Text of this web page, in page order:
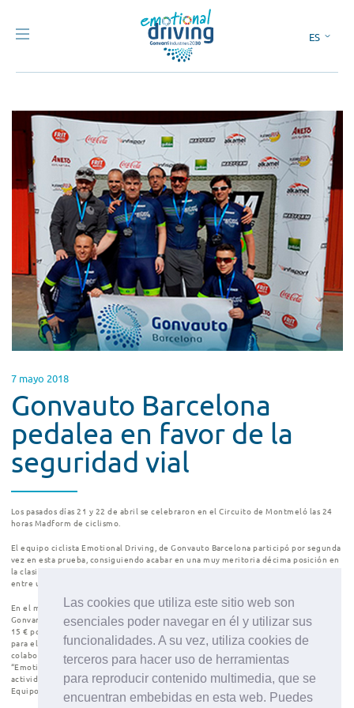
Las cookies que utiliza este sitio web son
esenciales poder navegar en él y utilizar sus
funcionalidades. A su vez, utiliza cookies de
terceros para hacer uso de herramientas
para reproducir contenido multimedia, que se
encuentran embebidas en esta web. Puedes
ES
7 mayo 2018
Gonvauto Barcelona
pedalea en favor de la
seguridad vial
Los pasados días 21 y 22 de abril se celebraron en elCircuito de Montmeló las 24
horas Madform de ciclismo.
El equipo ciclista Emotional Driving, deGonvauto Barcelona participó por segunda
vez en esta prueba, consiguiendo acabar en una muy meritoria décima posición en
la clasificación general
entre un total de 77 equipos participantes y completando 178 vueltas al circuito.
En el marco de la promoción de la Seguridad Vial que Gonvauto Barcelona y
Gonvarri Steel Services están llevando a cabo, Gonvauto destinará una cantidad de
15 € por cada vuelta al circuito, los cuales se destinarán a AESLEME, Asociación
para el Estudio de Lesión Medular Espinal. Gonvarri lleva participando y
colaborando con esta asociación en los últimos años fruto del programa
“Emotional Driving” mediante jornadas de sensibilización, showrooms y otras
actividades relacionadas con la Seguridad Vial. Gracias a la participación del
Equipo de Gonvauto Barcelona, se donarán 2.670€ a esta importante causa.